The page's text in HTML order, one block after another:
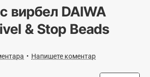
вирбел DAIWA
& Stop Beads
• Напишете коментар